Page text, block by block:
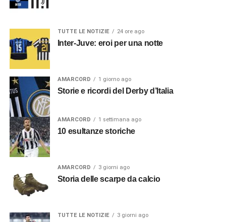
TUTTE LE NOTIZIE 24 ore ago
Inter-Juve: eroi per una notte
AMARCORD 1 giorno ago
Storie e ricordi del Derby d’Italia
AMARCORD 1 settimana ago
10 esultanze storiche
AMARCORD 3 giorni ago
Storia delle scarpe da calcio
TUTTE LE NOTIZIE 3 giorni ago